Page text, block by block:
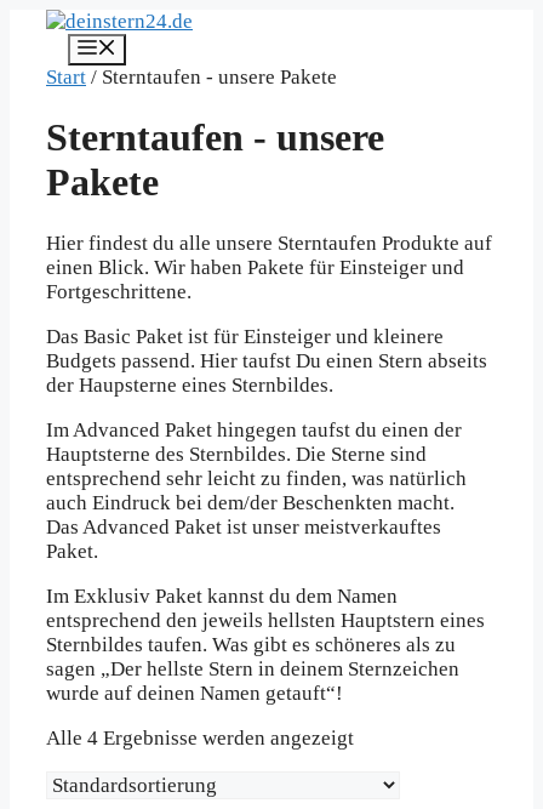
springen
Start / Sterntaufen - unsere Pakete
Sterntaufen - unsere
Pakete
Hier findest du alle unsere Sterntaufen Produkte auf
einen Blick. Wir haben Pakete für Einsteiger und
Fortgeschrittene.
Das Basic Paket ist für Einsteiger und kleinere
Budgets passend. Hier taufst Du einen Stern abseits
der Haupsterne eines Sternbildes.
Im Advanced Paket hingegen taufst du einen der
Hauptsterne des Sternbildes. Die Sterne sind
entsprechend sehr leicht zu finden, was natürlich
auch Eindruck bei dem/der Beschenkten macht.
Das Advanced Paket ist unser meistverkauftes
Paket.
Im Exklusiv Paket kannst du dem Namen
entsprechend den jeweils hellsten Hauptstern eines
Sternbildes taufen. Was gibt es schöneres als zu
sagen „Der hellste Stern in deinem Sternzeichen
wurde auf deinen Namen getauft“!
Alle 4 Ergebnisse werden angezeigt